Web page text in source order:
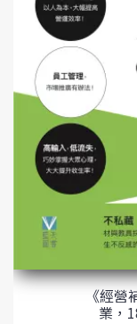
《經
業，